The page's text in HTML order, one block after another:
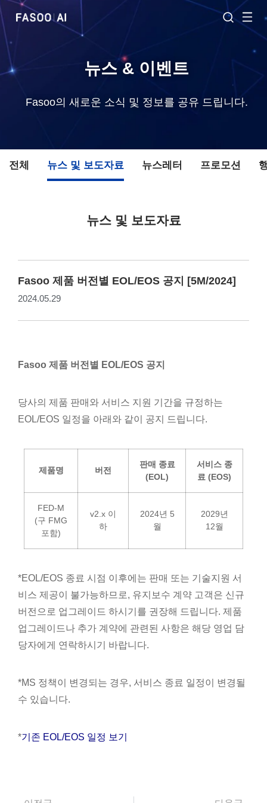
뉴스 & 이벤트
Fasoo의 새로운 소식 및 정보를 공유 드립니다.
전체 뉴스 및 보도자료 뉴스레터 프로모션
뉴스 및 보도자료
Fasoo 제품 버전별 EOL/EOS 공지 [5M/2024]
2024.05.29
Fasoo 제품 버전별 EOL/EOS 공지
당사의 제품 판매와 서비스 지원 기간을 규정하는
EOL/EOS 일정을 아래와 같이 공지 드립니다.
제품명 버전
판매 종료
(EOL)
서비스 종
료 (EOS)
FED-M
(구 FMG
포함)
v2.x 이
하
2024년 5
월
2029년
12월
*EOL/EOS 종료 시점 이후에는 판매 또는 기술지원 서
비스 제공이 불가능하므로, 유지보수 계약 고객은 신규
버전으로 업그레이드 하시기를 권장해 드립니다. 제품
업그레이드나 추가 계약에 관련된 사항은 해당 영업 담
당자에게 연락하시기 바랍니다.
*MS 정책이 변경되는 경우, 서비스 종료 일정이 변경될
수 있습니다.
*기존 EOL/EOS 일정 보기